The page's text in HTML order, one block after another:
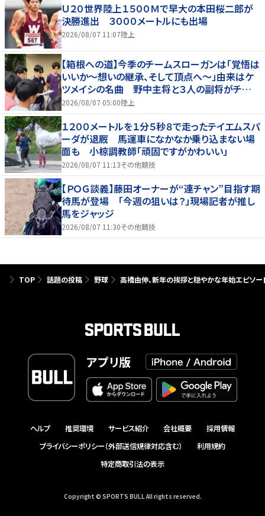
Ｕ２０世界陸上１５００Ｍで早大の本田桜二郎が
決勝進出 ３０００メートルにも出場
2026/08/07 11:07陸上
【箱根への道】今季のチームスローガンは「覚悟は
いいか～想いの継承、そして頂点へ～」由来はケ
ツメイシの名曲 野中主将と３人の副将がチーム
を引っ張る…夏合宿特集第１弾、国学院大
2026/08/07 05:00陸上
１２００メートルを１分５秒８で走ったテイエムスパ
ーダが退厩 馬運車になかなか乗り込まない場
面も 小椋調教師「頑固ですがかわいい」
2026/08/07 11:13その他競技
【ＰＯＧ談義】藤田オーナーが“連チャン”目指す期
待馬が登場 「今週の狙いは？」現場記者が推し
馬をジャッジ
2026/08/07 11:30その他競技
TOP 話題の投稿 野球 高橋由伸、新年の挨拶と穏やかな年始エピソ
アプリ版
ヘルプ 推奨環境 サービス紹介 会社概要
採用情報
プライバシーポリシー（外部送信規律対応含む）
利用規約
特定商取引法の表示
Copyright © SPORTS BULL All rights reserved.